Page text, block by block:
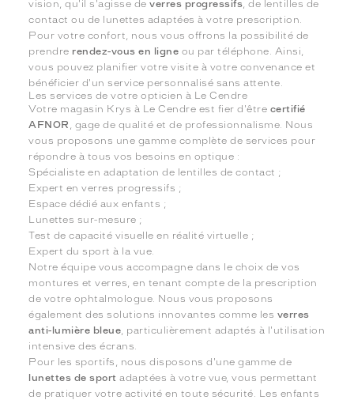
vision, qu'il s'agisse deverres progressifs , de lentilles de
contact ou de lunettes adaptées à votre prescription.
Pour votre confort, nous vous offrons la possibilité de
prendre rendez-vous en ligne ou par téléphone. Ainsi,
vous pouvez planifier votre visite à votre convenance et
bénéficier d'un service personnalisé sans attente.
Les services de votre opticien à Le Cendre
Votre magasin Krys à Le Cendre est fier d'être certifié
AFNOR
, gage de qualité et de professionnalisme. Nous
vous proposons une gamme complète de services pour
répondre à tous vos besoins en optique :
Spécialiste en adaptation de lentilles de contact ;
Expert en verres progressifs ;
Espace dédié aux enfants ;
Lunettes sur-mesure ;
Test de capacité visuelle en réalité virtuelle ;
Expert du sport à la vue.
Notre équipe vous accompagne dans le choix de vos
montures et verres, en tenant compte de la prescription
de votre ophtalmologue. Nous vous proposons
également des solutions innovantes comme les verres
anti-lumière bleue , particulièrement adaptés à l'utilisation
intensive des écrans.
Pour les sportifs, nous disposons d'une gamme de
lunettes de sport adaptées à votre vue, vous permettant
de pratiquer votre activité en toute sécurité. Les enfants